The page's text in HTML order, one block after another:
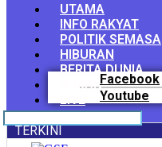
Menu
UTAMA
INFO RAKYAT
POLITIK SEMASA
HIBURAN
BERITA DUNIA
SUKAN
LIVE
Facebook
Youtube
TERKINI